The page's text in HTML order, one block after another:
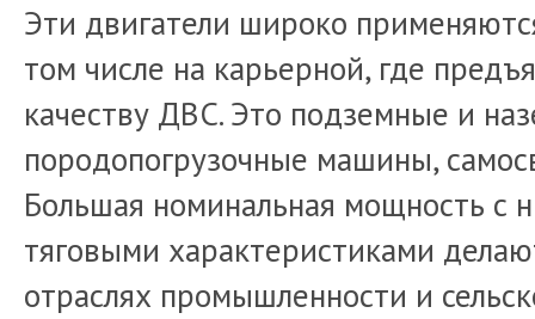
Эти двигатели широко
том числе на карьерной, где
качеству ДВС. Это подземные и
породопогрузочные машины,
Большая номинальная мощность с
тяговыми характеристиками
отраслях промышленности и